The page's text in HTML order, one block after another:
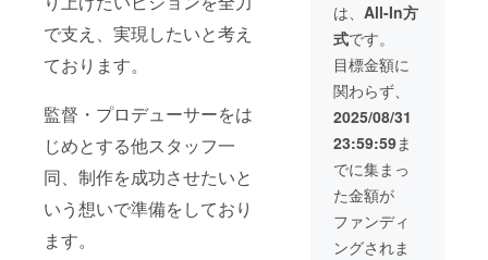
で支え、実現したいと考え
ております。
監督・プロデューサーをは
じめとする他スタッフ一
同、制作を成功させたいと
いう想いで準備をしており
ます。
団体・
貴社名
を掲載
させて
いただ
きま
す。ま
た、上
映会で
貴団
体・貴
社の製
品や広
告等を
配布・
は、 All-In方
式です。
目標金額に
関わらず、
2025/08/31
23:59:59ま
でに集まっ
た金額が
ファンディ
ングされま